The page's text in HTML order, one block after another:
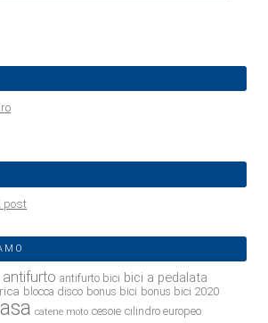
post
antifurto antifurto bici bici a pedalata
blocca disco bonus bici bonus bici 2020
catene moto cesoie cilindro europeo